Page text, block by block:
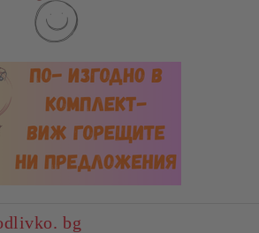
bg